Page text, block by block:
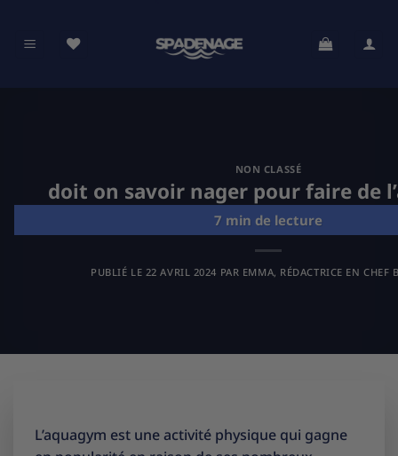
contenu
NON CLASSÉ
doit on savoir nager pour faire de
PUBLIÉ LE 22 AVRIL 2024 PAR EMMA, RÉDACTRICE EN CHEF
L’aquagym est une activité physique qui gagne